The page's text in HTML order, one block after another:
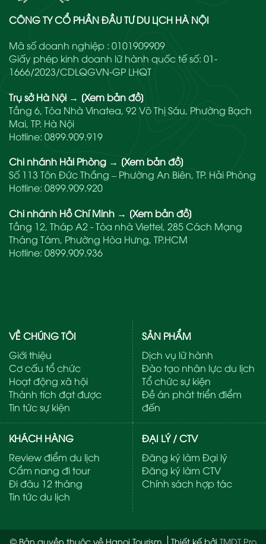
CÔNG TY CỔ PHẦN ĐẦU TƯ DU LỊCH HÀ NỘI
Mã số doanh nghiệp : 0101909909
Giấy phép kinh doanh lữ hành quốc tế số: 01-
1666/2023/CDLQGVN-GP LHQT
Trụ sở Hà Nội → [Xem bản đồ]
Tầng 6, Tòa Nhà Vinatea, 92 Võ Thị Sáu, Phường Bạch
Mai, TP. Hà Nội
Hotline: 0899.909.919
Chi nhánh Hải Phòng → [Xem bản đồ]
Số 113 Tôn Đức Thắng – Phường An Biên, TP. Hải Phòng
Hotline: 0899.909.920
Chi nhánh Hồ Chí Minh → [Xem bản đồ]
Tầng 12, Tháp A2 - Tòa nhà Viettel, 285 Cách Mạng
Tháng Tám, Phường Hòa Hưng, TP.HCM
Hotline: 0899.909.936
VỀ CHÚNG TÔI
Giới thiệu
Cơ cấu tổ chức
Hoạt động xã hội
Thành tích đạt được
Tin tức sự kiện
SẢN PHẨM
Dịch vụ lữ hành
Đào tạo nhân lực du lịch
Tổ chức sự kiện
Đề án phát triển điểm
đến
KHÁCH HÀNG
Review điểm du lịch
Cẩm nang đi tour
Đi đâu 12 tháng
Tin tức du lịch
ĐẠI LÝ / CTV
Đăng ký làm Đại lý
Đăng ký làm CTV
Chính sách hợp tác
© Bản quyền thuộc về Hanoi Tourism Thiết kế bởi TMDT Pro